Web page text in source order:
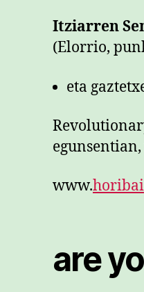
Itziarren
(Elorrio,
eta
www.horibai
are